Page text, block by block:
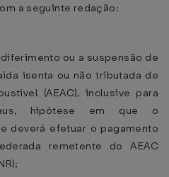
a seguinte redação:
ou a suspensão de
isenta ou não tributada de
(AEAC), inclusive para
hipótese em que o
deverá efetuar o pagamento
remetente do AEAC